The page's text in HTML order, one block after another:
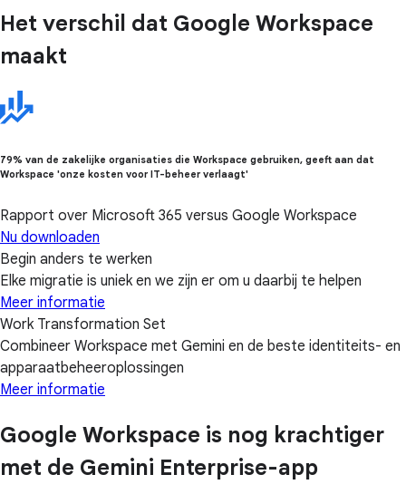
Het verschil dat Google Workspace
maakt
79% van de zakelijke organisaties die Workspace gebruiken, geeft aan dat
Workspace 'onze kosten voor IT-beheer verlaagt'
Rapport over Microsoft 365 versus Google Workspace
Nu downloaden
Begin anders te werken
Elke migratie is uniek en we zijn er om u daarbij te helpen
Meer informatie
Work Transformation Set
Combineer Workspace met Gemini en de beste identiteits- en
apparaatbeheeroplossingen
Meer informatie
Google Workspace is nog krachtiger
met de Gemini Enterprise-app